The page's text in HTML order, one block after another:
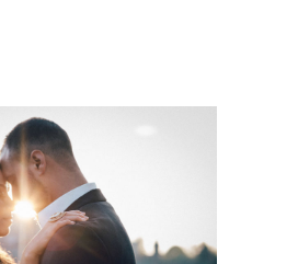
Jetzt buchen